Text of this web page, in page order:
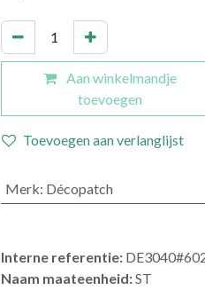
Aan winkelmandje
toevoegen
Toevoegen aan verlanglijst
Merk: Décopatch
Interne referentie:
Naam maateenheid:ST